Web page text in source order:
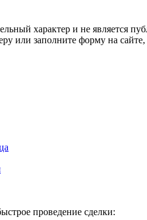
характер и не
или заполните форму на
проведение сделки: